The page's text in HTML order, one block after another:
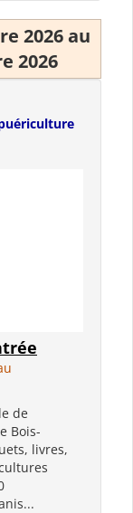
2026 au
2026
de
Bois-
livres,